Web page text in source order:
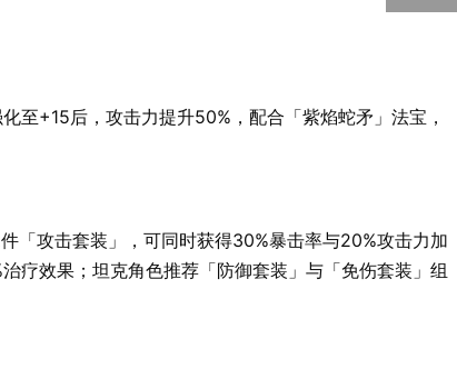
至+15后，攻击力提升50%，配合「紫焰蛇矛」法宝，
「攻击套装」，可同时获得30%暴击率与20%攻击力加
疗效果；坦克角色推荐「防御套装」与「免伤套装」组